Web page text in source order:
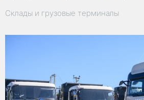
Склады и грузовые терминалы